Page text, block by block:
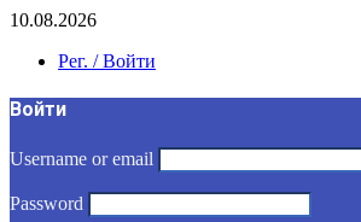
10.08.2026
Рег. / Войти
Войти
Username or email
Password